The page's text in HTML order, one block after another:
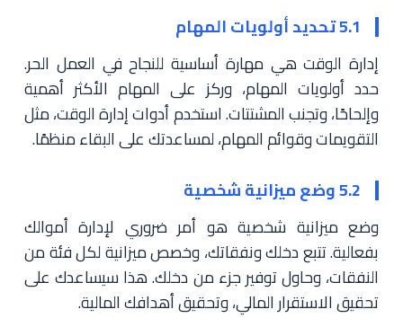
5.1 تحديد أولويات المهام
إدارة الوقت هي مهارة أساسية للنجاح في العمل الحر.
حدد أولويات المهام، وركز على المهام الأكثر أهمية
وإلحاحًا، وتجنب المشتتات. استخدم أدوات إدارة الوقت، مثل
التقويمات وقوائم المهام، لمساعدتك على البقاء منظمًا.
5.2 وضع ميزانية شخصية
وضع ميزانية شخصية هو أمر ضروري لإدارة أموالك
بفعالية. تتبع دخلك ونفقاتك، وخصص ميزانية لكل فئة من
النفقات، وحاول توفير جزء من دخلك. هذا سيساعدك على
تحقيق الاستقرار المالي، وتحقيق أهدافك المالية.